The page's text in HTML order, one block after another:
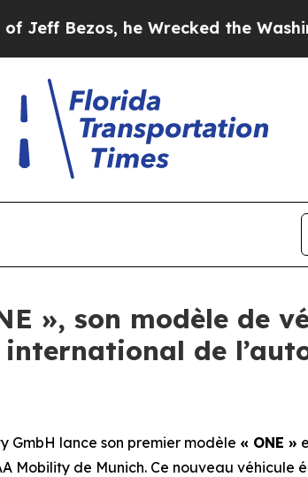
he Wrecked the Washington
», son modèle de
de
GmbH lance son premier modèle « ONE »
Mobility de Munich. Ce nouveau véhicule